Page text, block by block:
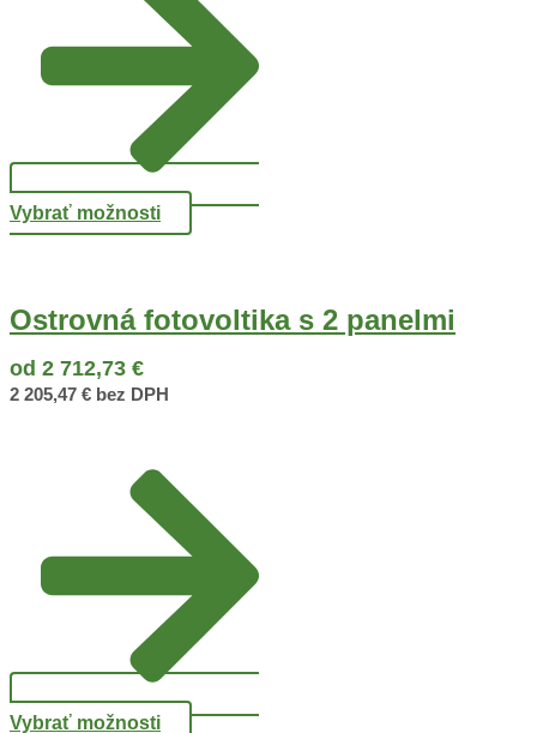
Vybrať možnosti
Ostrovná fotovoltika s 2 panelmi
od 2 712,73 €
2 205,47 € bez DPH
Vybrať možnosti